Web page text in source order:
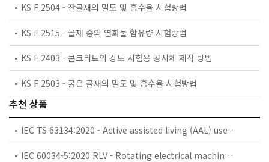
KS F 2504 - 잔골재의 밀도 및 흡수율 시험방법
KS F 2515 - 골재 중의 염화물 함유량 시험방법
KS F 2403 - 콘크리트의 강도 시험용 공시체 제작 방법
KS F 2503 - 굵은 골재의 밀도 및 흡수율 시험방법
추천 상품
IEC TS 63134:2020 - Active assisted living (AAL) use cases
IEC 60034-5:2020 RLV - Rotating electrical machines - Part 5: Degrees of protection provided by the integral design of rotating electrical machines (IP code) - Classification